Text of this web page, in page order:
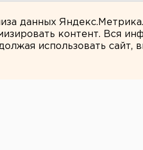
данных
контент. Вся
использовать сайт,